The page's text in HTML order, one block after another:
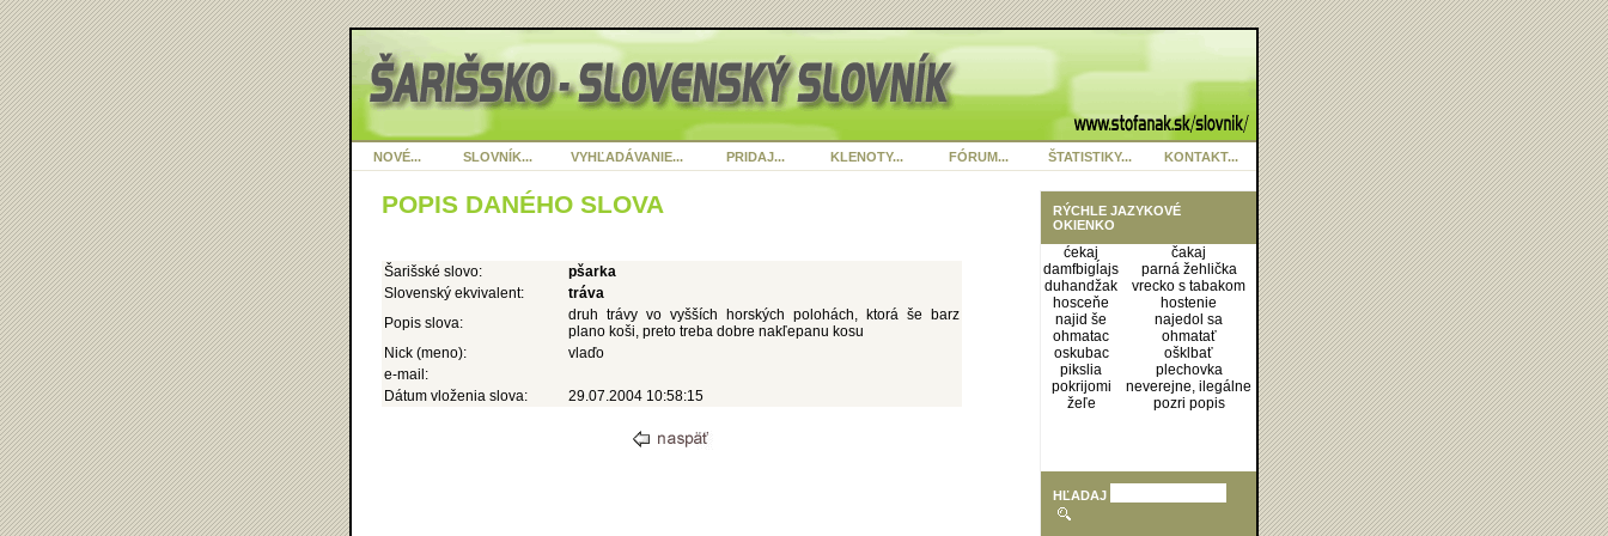
NOVÉ... SLOVNÍK... VYHĽADÁVANIE... PRIDAJ... KLENOTY... FÓRUM... ŠTATISTIKY... KONTAKT...
RÝCHLE JAZYKOVÉ
OKIENKO
ćekaj
čakaj
damfbigĺajs
parná žehlička
duhandžak
vrecko s tabakom
hosceňe
hostenie
najid še
najedol sa
ohmatac
ohmatať
oskubac
ošklbať
pikslia
plechovka
pokrijomi
neverejne, ilegálne
žeľe
pozri popis
HĽADAJ
POPIS DANÉHO SLOVA
Šarišské slovo:
pšarka
Slovenský ekvivalent:
tráva
Popis slova:
druh trávy vo vyšších horských polohách, ktorá še barz
plano koši, preto treba dobre nakľepanu kosu
Nick (meno):
vlaďo
e-mail:
Dátum vloženia slova:
29.07.2004 10:58:15